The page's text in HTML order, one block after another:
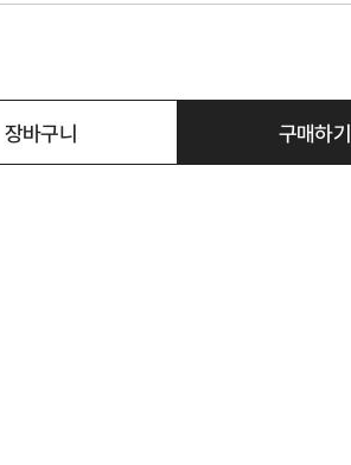
장바구니 구매하기